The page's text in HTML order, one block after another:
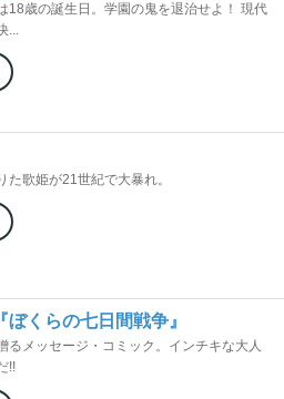
18歳の誕生日。学園の鬼を退治せよ！ 現代
...
た歌姫が21世紀で大暴れ。
ぼくらの七日間戦争』
るメッセージ・コミック。インチキな大人
!!